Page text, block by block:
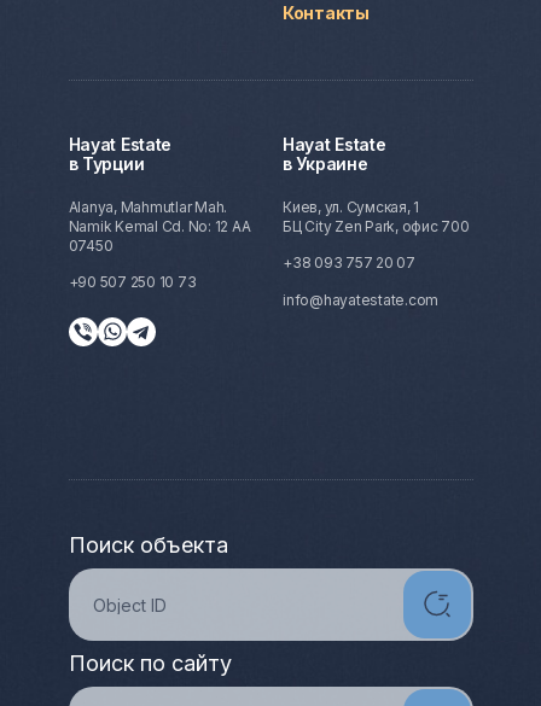
Контакты
Hayat Estate
в Турции
Alanya, Mahmutlar Mah.
Namik Kemal Cd. No: 12 AA
07450
+90 507 250 10 73
Hayat Estate
в Украине
Киев, ул. Сумская, 1
БЦ City Zen Park, офис 700
+38 093 757 20 07
info@hayatestate.com
Поиск объекта
Поиск по сайту